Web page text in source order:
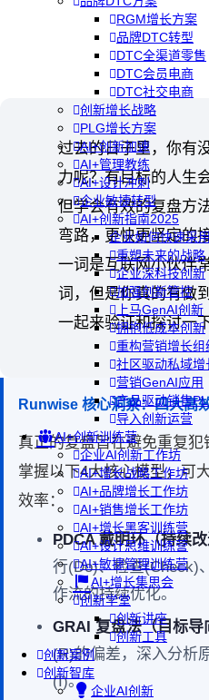
RGM增长方案
品牌DTC转型
DTC全渠道零售
DTC会员电商
DTC社交电商
创新增长战略
PLG增长方案
AI+创新加速
AI+管理教练
AI+设计冲刺
企业敏捷转型
AI+创新指南2025
企业如何快速采
重塑未来的战略
企业深科技创新
加强创新管控
上马GenAI创新
拥抱低成本创新
重构营销增长组
社区驱动私域增
营销GenAI应用
产品驱动销售
导入创新运营
AI+创新训练营
企业AI创新工作坊
AI+增长战略工作坊
AI+品牌增长工作坊
AI+销售增长工作坊
AI+增长黑客训练营
AI+设计思维训练营
AI+敏捷管理训练营
AI+增长集思会
创新学堂
创新讲座
创新工具
创新案例
创新智库
企业AI创新
过去的日子里，你有
力呢？有目标的人生
但学会有效的复盘方
弯路，更快更坚定的
一词是互联网小伙伴
词，但是你真的有做
一起来验证和探讨一
Runwise 核心洞察：四大高
真正的复盘旨在避免重复犯
掌握以下4大核心模型，可
效率：
PDCA 戴明环（持续改
行(Do)、检查(Check)
作流的持续优化。
GRAI 复盘法（目标导
(R)的偏差，深入分析
(I)。